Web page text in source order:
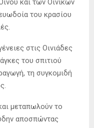
και των Οινικών
του κρασίου
στις Οινιάδες
του σπιτιού
τη συγκομιδή
μεταπωλούν το
αποσπώντας